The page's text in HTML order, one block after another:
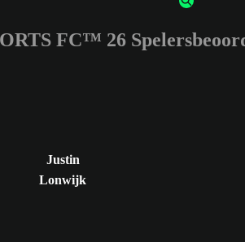
of 3 characters or numbers
FC™ 26
Justin
Lonwijk